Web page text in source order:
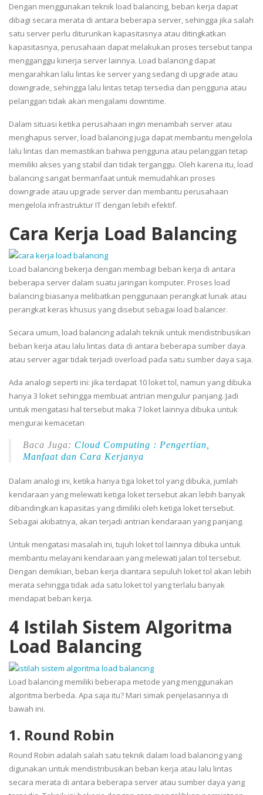
Dengan menggunakan teknik load balancing, beban kerja dapat
dibagi secara merata di antara beberapa server, sehingga jika salah
satu server perlu diturunkan kapasitasnya atau ditingkatkan
kapasitasnya, perusahaan dapat melakukan proses tersebut tanpa
mengganggu kinerja server lainnya. Load balancing dapat
mengarahkan lalu lintas ke server yang sedang di upgrade atau
downgrade, sehingga lalu lintas tetap tersedia dan pengguna atau
pelanggan tidak akan mengalami downtime.
Dalam situasi ketika perusahaan ingin menambah server atau
menghapus server, load balancing juga dapat membantu mengelola
lalu lintas dan memastikan bahwa pengguna atau pelanggan tetap
memiliki akses yang stabil dan tidak terganggu. Oleh karena itu, load
balancing sangat bermanfaat untuk memudahkan proses
downgrade atau upgrade server dan membantu perusahaan
mengelola infrastruktur IT dengan lebih efektif.
Cara Kerja Load Balancing
Load balancing bekerja dengan membagi beban kerja di antara
beberapa server dalam suatu jaringan komputer. Proses load
balancing biasanya melibatkan penggunaan perangkat lunak atau
perangkat keras khusus yang disebut sebagai load balancer.
Secara umum, load balancing adalah teknik untuk mendistribusikan
beban kerja atau lalu lintas data di antara beberapa sumber daya
atau server agar tidak terjadi overload pada satu sumber daya saja.
Ada analogi seperti ini: jika terdapat 10 loket tol, namun yang dibuka
hanya 3 loket sehingga membuat antrian mengulur panjang. Jadi
untuk mengatasi hal tersebut maka 7 loket lainnya dibuka untuk
mengurai kemacetan
Baca Juga: Cloud Computing : Pengertian,
Manfaat dan Cara Kerjanya
Dalam analogi ini, ketika hanya tiga loket tol yang dibuka, jumlah
kendaraan yang melewati ketiga loket tersebut akan lebih banyak
dibandingkan kapasitas yang dimiliki oleh ketiga loket tersebut.
Sebagai akibatnya, akan terjadi antrian kendaraan yang panjang.
Untuk mengatasi masalah ini, tujuh loket tol lainnya dibuka untuk
membantu melayani kendaraan yang melewati jalan tol tersebut.
Dengan demikian, beban kerja diantara sepuluh loket tol akan lebih
merata sehingga tidak ada satu loket tol yang terlalu banyak
mendapat beban kerja.
4 Istilah Sistem Algoritma
Load Balancing
Load balancing memiliki beberapa metode yang menggunakan
algoritma berbeda. Apa saja itu? Mari simak penjelasannya di
bawah ini.
1. Round Robin
Round Robin adalah salah satu teknik dalam load balancing yang
digunakan untuk mendistribusikan beban kerja atau lalu lintas
secara merata di antara beberapa server atau sumber daya yang